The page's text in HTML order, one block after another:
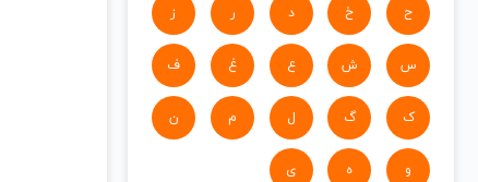
ح خ د ر ز
س ش ع غ ف
ک گ ل م ن
و ه ی